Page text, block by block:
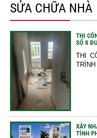
SỬA CHỮA NHÀ
THI
SỐ 8
THI
XÂY
TÍNH